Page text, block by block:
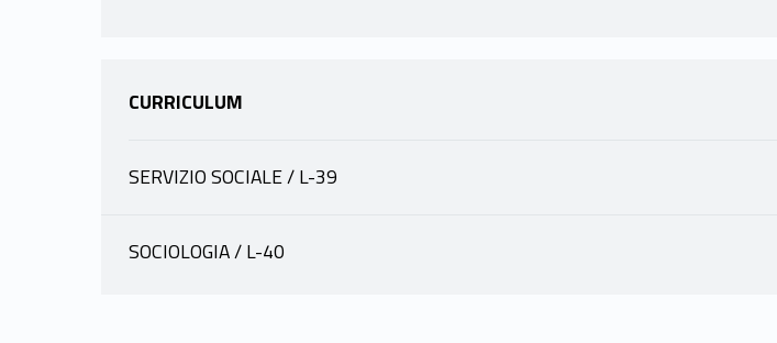
CURRICULUM
SERVIZIO SOCIALE / L-39
SOCIOLOGIA / L-40